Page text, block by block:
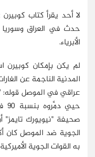
لا أحد يقرأ كتاب
حدث في العراق
الأبرياء.
لم يكن بإمكان كوبيرن
المدنية الناجمة عن
عراقي في الموصل قوله:
صحيفة "نيويورك تايمز"
به القوات الجوية